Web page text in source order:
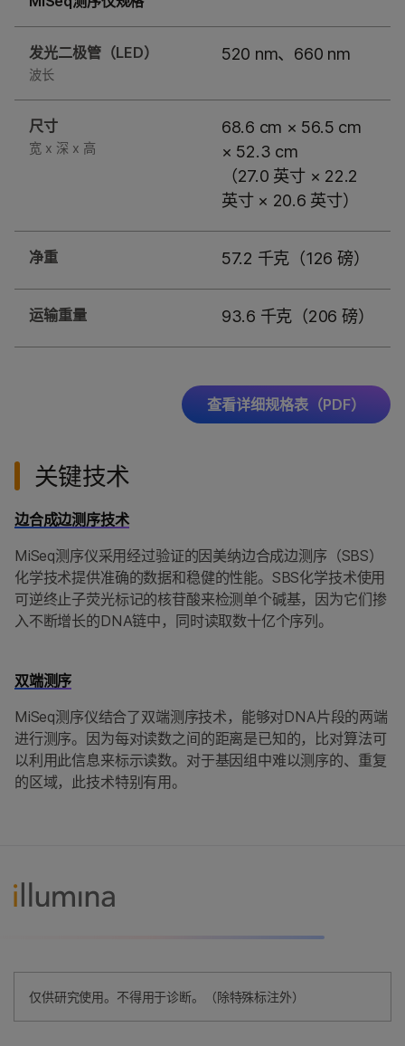
发光二极管（LED）
波长
520 nm、660 nm
尺寸
宽 x 深 x 高
68.6 cm × 56.5 cm
× 52.3 cm
（27.0 英寸 × 22.2
英寸 × 20.6 英寸）
净重 57.2 千克（126 磅）
运输重量 93.6 千克（206 磅）
查看详细规格表（PDF）
关键技术
边合成边测序技术
MiSeq测序仪采用经过验证的因美纳边合成边测序（SBS）
化学技术提供准确的数据和稳健的性能。SBS化学技术使用
可逆终止子荧光标记的核苷酸来检测单个碱基，因为它们掺
入不断增长的DNA链中，同时读取数十亿个序列。
双端测序
MiSeq测序仪结合了双端测序技术，能够对DNA片段的两端
进行测序。因为每对读数之间的距离是已知的，比对算法可
以利用此信息来标示读数。对于基因组中难以测序的、重复
的区域，此技术特别有用。
仅供研究使用。不得用于诊断。（除特殊标注外）